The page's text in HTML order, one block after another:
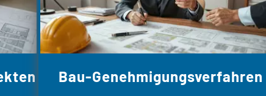
Bau-Genehmigungsverfahren